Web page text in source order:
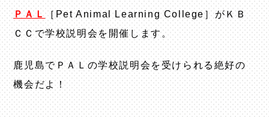
ＰＡＬ
［Pet Animal Learning College］がＫＢ
ＣＣで学校説明会を開催します。
鹿児島でＰＡＬの学校説明会を受けられる絶好の
機会だよ！